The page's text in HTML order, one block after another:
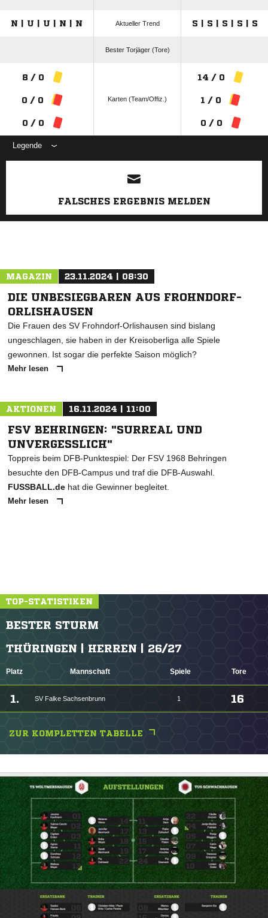
N | U | U | N | N Aktueller Trend S | S | S | S | S
Bester Torjäger (Tore)
8 / 0
0 / 0
0 / 0
Karten (Team/Offiz.)
14 / 0
1 / 0
0 / 0
Legende
ANZEIGE
FALSCHES ERGEBNIS MELDEN
MAGAZIN 23.11.2024 | 08:30
DIE UNBESIEGBAREN AUS FROHNDORF-
ORLISHAUSEN
Die Frauen des SV Frohndorf-Orlishausen sind bislang
ungeschlagen, sie haben in der Kreisoberliga alle Spiele
gewonnen. Ist sogar die perfekte Saison möglich?
Mehr lesen
AKTIONEN 16.11.2024 | 11:00
FSV BEHRINGEN: "SURREAL UND
UNVERGESSLICH"
Toppreis beim DFB-Punktespiel: Der FSV 1968 Behringen
besuchte den DFB-Campus und traf die DFB-Auswahl.
FUSSBALL.de hat die Gewinner begleitet.
Mehr lesen
TOP-STATISTIKEN
BESTER STURM
THÜRINGEN | HERREN | 26/27
Platz Mannschaft Spiele Tore
1. SV Falke Sachsenbrunn 1 16
ZUR KOMPLETTEN TABELLE